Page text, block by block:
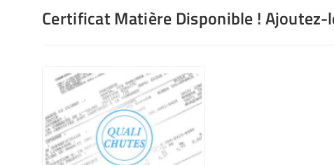
Certificat Matière Disponible !